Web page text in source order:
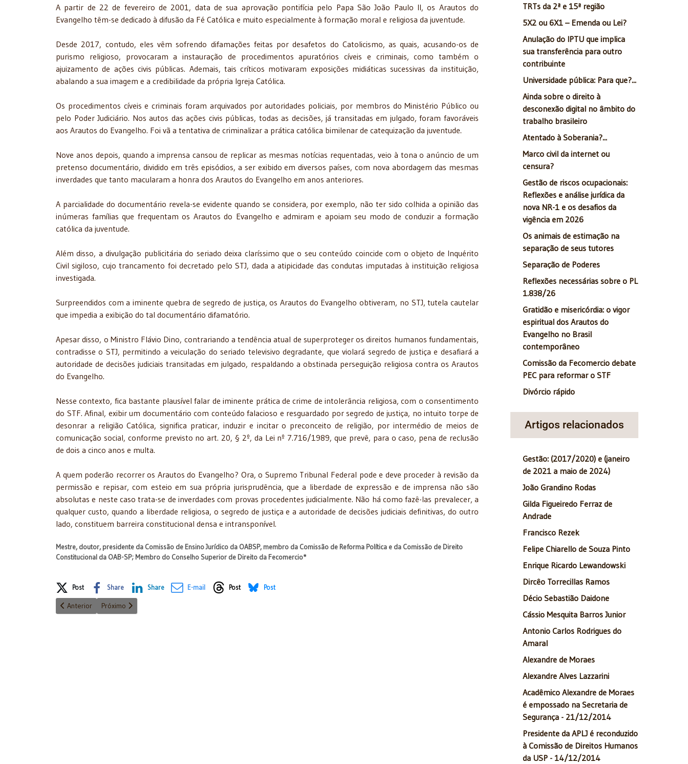
A partir de 22 de fevereiro de 2001, data de sua aprovação pontifícia pelo Papa São João Paulo II, os Arautos do
Evangelho têm-se dedicado à difusão da Fé Católica e muito especialmente à formação moral e religiosa da juventude.
Desde 2017, contudo, eles vêm sofrendo difamações feitas por desafetos do Catolicismo, as quais, acusando-os de
purismo religioso, provocaram a instauração de procedimentos apuratórios cíveis e criminais, como também o
ajuizamento de ações civis públicas. Ademais, tais críticos motivaram exposições midiáticas sucessivas da instituição,
abalando a sua imagem e a credibilidade da própria Igreja Católica.
Os procedimentos cíveis e criminais foram arquivados por autoridades policiais, por membros do Ministério Público ou
pelo Poder Judiciário. Nos autos das ações civis públicas, todas as decisões, já transitadas em julgado, foram favoráveis
aos Arautos do Evangelho. Foi vã a tentativa de criminalizar a prática católica bimilenar de catequização da juventude.
Nove anos depois, quando a imprensa cansou de replicar as mesmas notícias requentadas, veio à tona o anúncio de um
pretenso documentário, dividido em três episódios, a ser exibido em diversos países, com nova abordagem das mesmas
inverdades que tanto macularam a honra dos Arautos do Evangelho em anos anteriores.
A parcialidade do documentário revela-se evidente quando se considera, por exemplo, não ter sido colhida a opinião das
inúmeras famílias que frequentam os Arautos do Evangelho e admiram e apoiam seu modo de conduzir a formação
católica da juventude.
Além disso, a divulgação publicitária do seriado deixa claríssimo que o seu conteúdo coincide com o objeto de Inquérito
Civil sigiloso, cujo trancamento foi decretado pelo STJ, dada a atipicidade das condutas imputadas à instituição religiosa
investigada.
Surpreendidos com a iminente quebra de segredo de justiça, os Arautos do Evangelho obtiveram, no STJ, tutela cautelar
que impedia a exibição do tal documentário difamatório.
Apesar disso, o Ministro Flávio Dino, contrariando a tendência atual de superproteger os direitos humanos fundamentais,
contradisse o STJ, permitindo a veiculação do seriado televisivo degradante, que violará segredo de justiça e desafiará a
autoridade de decisões judiciais transitadas em julgado, respaldando a obstinada perseguição religiosa contra os Arautos
do Evangelho.
Nesse contexto, fica bastante plausível falar de iminente prática de crime de intolerância religiosa, com o consentimento
do STF. Afinal, exibir um documentário com conteúdo falacioso e resguardado por segredo de justiça, no intuito torpe de
desonrar a religião Católica, significa praticar, induzir e incitar o preconceito de religião, por intermédio de meios de
comunicação social, conforme previsto no art. 20, § 2º, da Lei nº 7.716/1989, que prevê, para o caso, pena de reclusão
de dois a cinco anos e multa.
A quem poderão recorrer os Arautos do Evangelho? Ora, o Supremo Tribunal Federal pode e deve proceder à revisão da
permissão e repisar, com esteio em sua própria jurisprudência, que a liberdade de expressão e de imprensa não são
absolutas e neste caso trata-se de inverdades com provas procedentes judicialmente. Não há como fazê-las prevalecer, a
qualquer custo, quando a liberdade religiosa, o segredo de justiça e a autoridade de decisões judiciais definitivas, do outro
lado, constituem barreira constitucional densa e intransponível.
Mestre, doutor, presidente da Comissão de Ensino Jurídico da OABSP, membro da Comissão de Reforma Política e da Comissão de Direito
Constitucional da OAB-SP; Membro do Conselho Superior de Direito da Fecomercio*
Share on Social Media
Post Share Share E-mail Post Post
Artigo anterior: DONALD TRUMP
Anterior Próximo artigo: A Justiça deve ser célere? Reflexões acerca da eficiência e garantias processuais
Próximo
TRTs da 2ª e 15ª região
5X2 ou 6X1 – Emenda ou Lei?
Anulação do IPTU que implica
sua transferência para outro
contribuinte
Universidade pública: Para que?...
Ainda sobre o direito à
desconexão digital no âmbito do
trabalho brasileiro
Atentado à Soberania?...
Marco civil da internet ou
censura?
Gestão de riscos ocupacionais:
Reflexões e análise jurídica da
nova NR-1 e os desafios da
vigência em 2026
Os animais de estimação na
separação de seus tutores
Separação de Poderes
Reflexões necessárias sobre o PL
1.838/26
Gratidão e misericórdia: o vigor
espiritual dos Arautos do
Evangelho no Brasil
contemporâneo
Comissão da Fecomercio debate
PEC para reformar o STF
Divórcio rápido
Artigos relacionados
Gestão: (2017/2020) e (janeiro
de 2021 a maio de 2024)
João Grandino Rodas
Gilda Figueiredo Ferraz de
Andrade
Francisco Rezek
Felipe Chiarello de Souza Pinto
Enrique Ricardo Lewandowski
Dircêo Torrecillas Ramos
Décio Sebastião Daidone
Cássio Mesquita Barros Junior
Antonio Carlos Rodrigues do
Amaral
Alexandre de Moraes
Alexandre Alves Lazzarini
Acadêmico Alexandre de Moraes
é empossado na Secretaria de
Segurança - 21/12/2014
Presidente da APLJ é reconduzido
à Comissão de Direitos Humanos
da USP - 14/12/2014